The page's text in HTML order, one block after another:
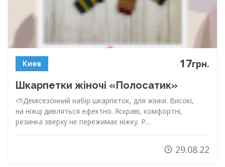
Киев 17грн.
Шкарпетки жіночі «Полосатик»
⛅️Демісезонний набір шкарпеток, для жінки. Високі,
на ніжці дивляться ефектно. Яскраві, комфортні,
резинка зверху не пережимає ніжку. Р...
29.08.22